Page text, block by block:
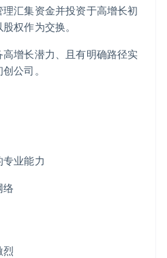
理汇集资金并投资于高增长初
权作为交换。
增长潜力、且有明确路径实
公司。
业能力
络
烈